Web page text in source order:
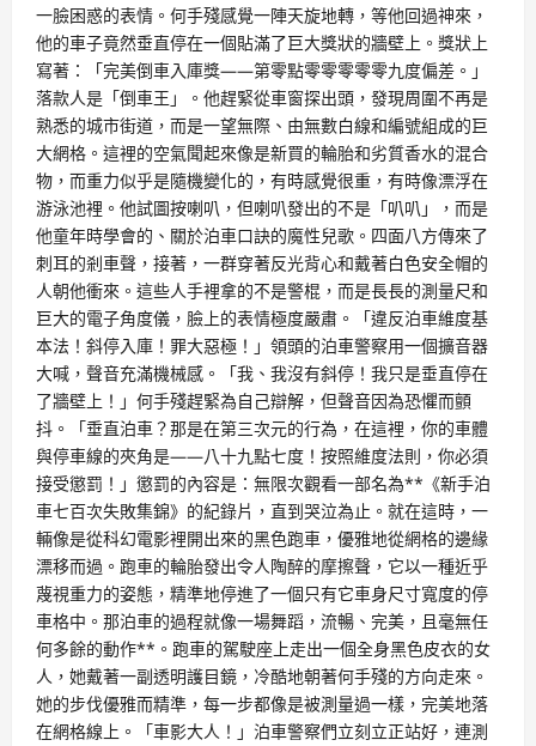
一臉困惑的表情。何手殘感覺一陣天旋地轉，等他回過神來，
他的車子竟然垂直停在一個貼滿了巨大獎狀的牆壁上。獎狀上
寫著：「完美倒車入庫獎——第零點零零零零零九度偏差。」
落款人是「倒車王」。他趕緊從車窗探出頭，發現周圍不再是
熟悉的城市街道，而是一望無際、由無數白線和編號組成的巨
大網格。這裡的空氣聞起來像是新買的輪胎和劣質香水的混合
物，而重力似乎是隨機變化的，有時感覺很重，有時像漂浮在
游泳池裡。他試圖按喇叭，但喇叭發出的不是「叭叭」，而是
他童年時學會的、關於泊車口訣的魔性兒歌。四面八方傳來了
刺耳的剎車聲，接著，一群穿著反光背心和戴著白色安全帽的
人朝他衝來。這些人手裡拿的不是警棍，而是長長的測量尺和
巨大的電子角度儀，臉上的表情極度嚴肅。「違反泊車維度基
本法！斜停入庫！罪大惡極！」領頭的泊車警察用一個擴音器
大喊，聲音充滿機械感。「我、我沒有斜停！我只是垂直停在
了牆壁上！」何手殘趕緊為自己辯解，但聲音因為恐懼而顫
抖。「垂直泊車？那是在第三次元的行為，在這裡，你的車體
與停車線的夾角是——八十九點七度！按照維度法則，你必須
接受懲罰！」懲罰的內容是：無限次觀看一部名為**《新手泊
車七百次失敗集錦》的紀錄片，直到哭泣為止。就在這時，一
輛像是從科幻電影裡開出來的黑色跑車，優雅地從網格的邊緣
漂移而過。跑車的輪胎發出令人陶醉的摩擦聲，它以一種近乎
蔑視重力的姿態，精準地停進了一個只有它車身尺寸寬度的停
車格中。那泊車的過程就像一場舞蹈，流暢、完美，且毫無任
何多餘的動作**。跑車的駕駛座上走出一個全身黑色皮衣的女
人，她戴著一副透明護目鏡，冷酷地朝著何手殘的方向走來。
她的步伐優雅而精準，每一步都像是被測量過一樣，完美地落
在網格線上。「車影大人！」泊車警察們立刻立正站好，連測